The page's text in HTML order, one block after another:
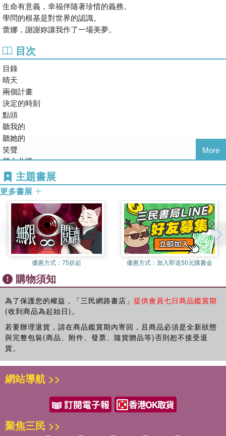
生命有意義，幸福伴隨著珍惜的義務。
學問的根基是對世界的認識。
蕾娜，謝謝妳讓我作了一場美夢。
目次
目錄
晴天
兩個計畫
決定的時刻
點頭
聽我的
聽她的
笑聲
聲之共識
一起吃飯
自愛
負責
羈絆
管教
耐心
避風港
巢之共識
守法
學習
助人
選擇
反問
樹根
根之共識
對照
真實
More
主題書展
更多書展
優惠方式： 75折起 優惠方式： 加入即送50元購書金
購物須知
為了保護您的權益，「三民網路書店」 提供會員七日商品鑑賞期
(收到商品為起始日)。
若要辦理退貨，請在商品鑑賞期內寄回，且商品必須是全新狀態
與完整包裝(商品、附件、發票、隨貨贈品等)否則恕不接受退
貨。
網站導航 >>
聚焦三民 >>